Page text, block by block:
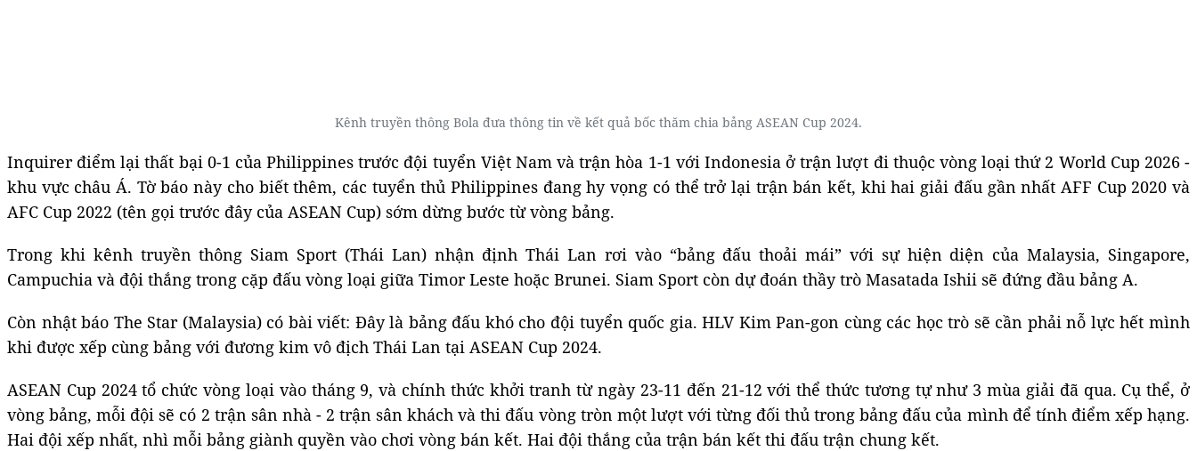
Kênh truyền thông Bola đưa thông tin về kết quả bốc thăm chia bảng ASEAN Cup 2024.
Inquirer điểm lại thất bại 0-1 của Philippines trước đội tuyển Việt Nam và trận hòa 1-1 với Indonesia ở trận lượt đi thuộc vòng loại thứ 2 World Cup 2026 -
khu vực châu Á. Tờ báo này cho biết thêm, các tuyển thủ Philippines đang hy vọng có thể trở lại trận bán kết, khi hai giải đấu gần nhất AFF Cup 2020 và
AFC Cup 2022 (tên gọi trước đây của ASEAN Cup) sớm dừng bước từ vòng bảng.
Trong khi kênh truyền thông Siam Sport (Thái Lan) nhận định Thái Lan rơi vào “bảng đấu thoải mái” với sự hiện diện của Malaysia, Singapore,
Campuchia và đội thắng trong cặp đấu vòng loại giữa Timor Leste hoặc Brunei. Siam Sport còn dự đoán thầy trò Masatada Ishii sẽ đứng đầu bảng A.
Còn nhật báo The Star (Malaysia) có bài viết: Đây là bảng đấu khó cho đội tuyển quốc gia. HLV Kim Pan-gon cùng các học trò sẽ cần phải nỗ lực hết mình
khi được xếp cùng bảng với đương kim vô địch Thái Lan tại ASEAN Cup 2024.
ASEAN Cup 2024 tổ chức vòng loại vào tháng 9, và chính thức khởi tranh từ ngày 23-11 đến 21-12 với thể thức tương tự như 3 mùa giải đã qua. Cụ thể, ở
vòng bảng, mỗi đội sẽ có 2 trận sân nhà - 2 trận sân khách và thi đấu vòng tròn một lượt với từng đối thủ trong bảng đấu của mình để tính điểm xếp hạng.
Hai đội xếp nhất, nhì mỗi bảng giành quyền vào chơi vòng bán kết. Hai đội thắng của trận bán kết thi đấu trận chung kết.